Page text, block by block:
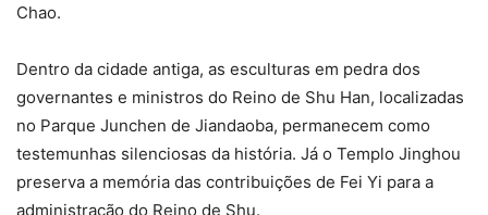
Chao.
Dentro da cidade antiga, as esculturas em pedra dos
governantes e ministros do Reino de Shu Han, localizadas
no Parque Junchen de Jiandaoba, permanecem como
testemunhas silenciosas da história. Já o Templo Jinghou
preserva a memória das contribuições de Fei Yi para a
administração do Reino de Shu.